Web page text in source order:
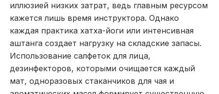
иллюзией низких затрат, ведь главным ресурсом
кажется лишь время инструктора. Однако
каждая практика хатха-йоги или интенсивная
аштанга создает нагрузку на складские запасы.
Использование салфеток для лица,
дезинфекторов, которыми очищается каждый
мат, одноразовых стаканчиков для чая и